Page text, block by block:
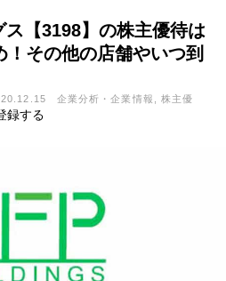
【3198】の株主優待は
その他の店舗やいつ到
企業分析・企業情報
株主優
録する